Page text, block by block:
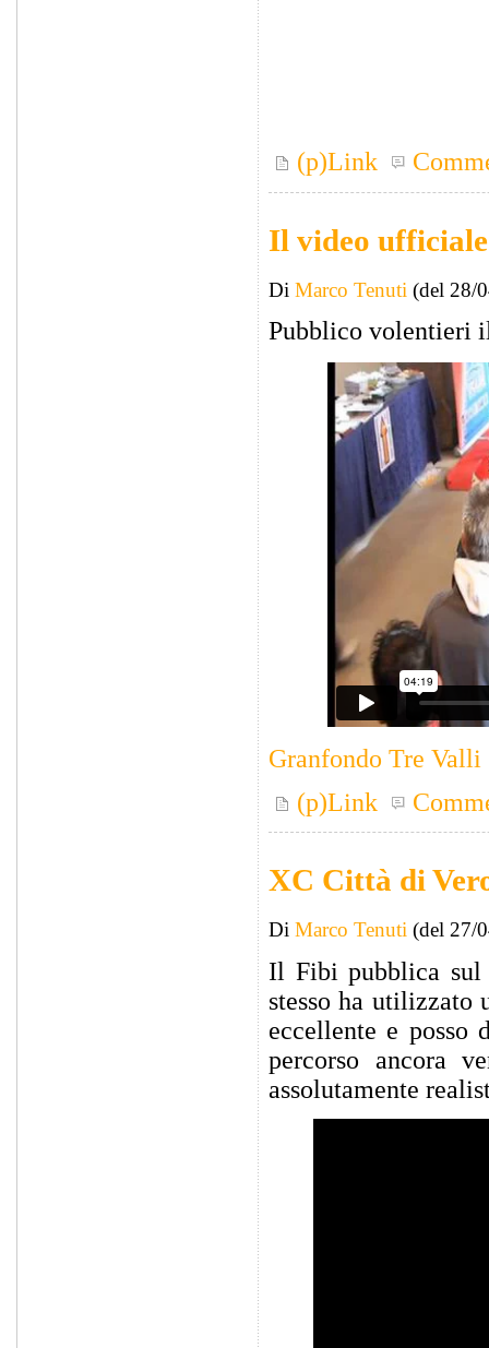
(p)Link
Il video
Di Marco Tenuti (del 28/
Pubblico volentieri
Granfondo Tre Valli
(p)Link
XC Città di
Di Marco Tenuti (del 27/
Il Fibi pubblica sul
stesso ha utilizzato
eccellente e
percorso ancora
assolutamente